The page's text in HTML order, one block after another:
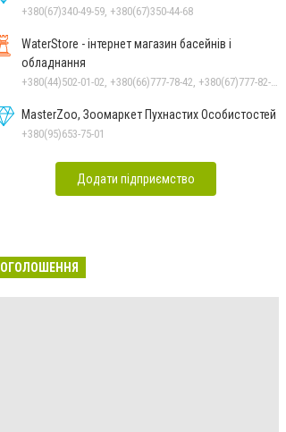
+380(67)340-49-59, +380(67)350-44-68
WaterStore - інтернет магазин басейнів і
обладнання
+380(44)502-01-02, +380(66)777-78-42, +380(67)777-82-19, +380(67)890-80-80, +380(73)890-80-80, +380(44)502-01-03
MasterZoo, Зоомаркет Пухнастих Особистостей
+380(95)653-75-01
Додати підприємство
ОГОЛОШЕННЯ